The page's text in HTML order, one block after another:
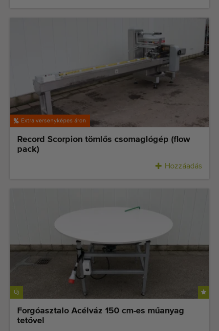
Extra versenyképes áron
Record Scorpion tömlős csomaglógép (flow
pack)
Hozzáadás
Új
Forgóasztalo Acélváz 150 cm-es műanyag
tetővel